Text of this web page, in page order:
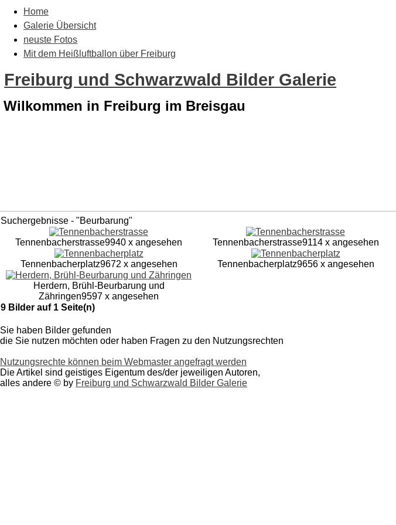
Home
Galerie Übersicht
neuste Fotos
Mit dem Heißluftballon über Freiburg
Freiburg und Schwarzwald Bilder Galerie
Wilkommen in Freiburg im Breisgau
Suchergebnisse - "Beurbarung"
Tennenbacherstrasse9940 x angesehen Tennenbacherstrasse9114 x angesehen
Tennenbacherplatz9672 x angesehen Tennenbacherplatz9656 x angesehen
Herdern, Brühl-Beurbarung und
Zähringen9597 x angesehen
9 Bilder auf 1 Seite(n)
Sie haben Bilder gefunden
die Sie nutzen möchten oder haben Fragen zu den Nutzungsrechten
Nutzungsrechte können beim Webmaster angefragt werden
Die Artikel sind geistiges Eigentum des/der jeweiligen Autoren,
alles andere © by Freiburg und Schwarzwald Bilder Galerie